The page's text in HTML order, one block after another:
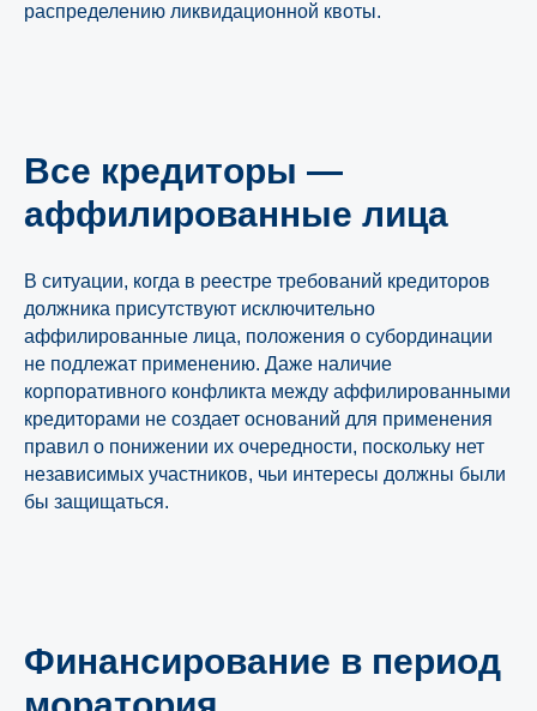
распределению ликвидационной квоты.
Все кредиторы —
аффилированные лица
В ситуации, когда в реестре требований кредиторов
должника присутствуют исключительно
аффилированные лица, положения о субординации
не подлежат применению. Даже наличие
корпоративного конфликта между аффилированными
кредиторами не создает оснований для применения
правил о понижении их очередности, поскольку нет
независимых участников, чьи интересы должны были
бы защищаться.
Финансирование в период